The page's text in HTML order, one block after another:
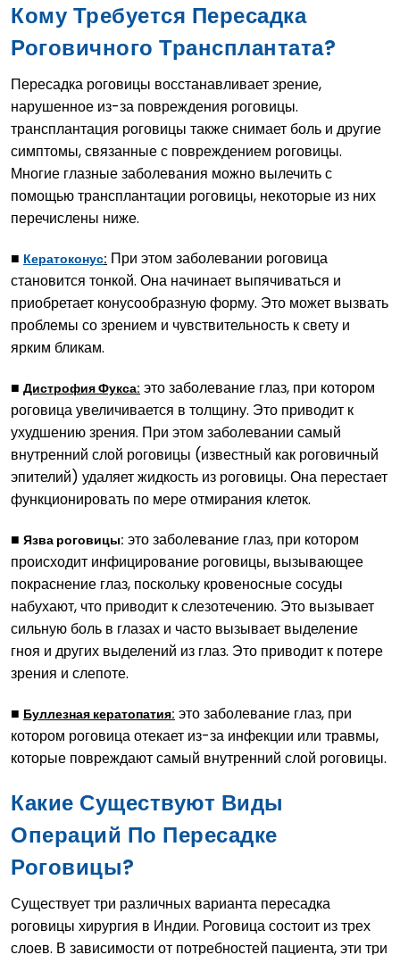
Кому Требуется Пересадка
Роговичного Трансплантата?
Пересадка роговицы восстанавливает зрение,
нарушенное из-за повреждения роговицы.
трансплантация роговицы также снимает боль и другие
симптомы, связанные с повреждением роговицы.
Многие глазные заболевания можно вылечить с
помощью трансплантации роговицы, некоторые из них
перечислены ниже.
■ Кератоконус: При этом заболевании роговица
становится тонкой. Она начинает выпячиваться и
приобретает конусообразную форму. Это может вызвать
проблемы со зрением и чувствительность к свету и
ярким бликам.
■ Дистрофия Фукса: это заболевание глаз, при котором
роговица увеличивается в толщину. Это приводит к
ухудшению зрения. При этом заболевании самый
внутренний слой роговицы (известный как роговичный
эпителий) удаляет жидкость из роговицы. Она перестает
функционировать по мере отмирания клеток.
■ Язва роговицы: это заболевание глаз, при котором
происходит инфицирование роговицы, вызывающее
покраснение глаз, поскольку кровеносные сосуды
набухают, что приводит к слезотечению. Это вызывает
сильную боль в глазах и часто вызывает выделение
гноя и других выделений из глаз. Это приводит к потере
зрения и слепоте.
■ Буллезная кератопатия: это заболевание глаз, при
котором роговица отекает из-за инфекции или травмы,
которые повреждают самый внутренний слой роговицы.
Какие Существуют Виды
Операций По Пересадке
Роговицы?
Существует три различных варианта пересадка
роговицы хирургия в Индии. Роговица состоит из трех
слоев. В зависимости от потребностей пациента, эти три